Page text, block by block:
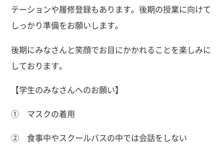
テーションや履修登録もあります。後期の授業に向けて
しっかり準備をお願いします。
後期にみなさんと笑顔でお目にかかれることを楽しみに
しております。
【学生のみなさんへのお願い】
① マスクの着用
② 食事中やスクールバスの中では会話をしない